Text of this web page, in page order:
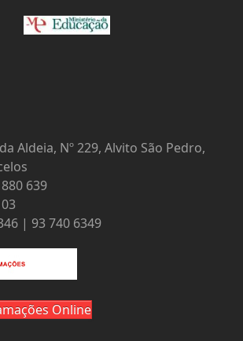
Aldeia, Nº 229, Alvito São Pedro,
639
| 93 740 6349
Online